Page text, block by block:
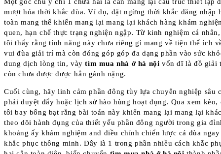
mượt hóa thời khắc đùa. Ví dụ, đặt ngừng thời khắc đăng nhập
toàn mang thể khiến mang lại mang lại khách hàng khám
quen, hạn chế thực trạng nghiện ngập. Từ kinh nghiệm cá
tôi thấy rằng tính năng này chưa riêng gì mang về tiện thể ích
vui đùa giải trí mà còn đóng góp góp đa dạng phần vào sức
dung dịch lòng tin, vàytìm mua nhà ở hà nội vốn dĩ là đồ giải
còn chưa được được hẳn gánh nặng.
Cuối cùng, hãy linh cảm phần đông tùy lựa chuyên nghiệp sâu
phải duyệt đẩy hoặc lịch sử hào hùng hoạt đụng. Qua xem kèo,
tôi bay bổng bạt rằng bài toán này khiến mang lại mang lại
theo dõi hành đụng của thiết yếu phần đông người trong gia
khoảng ấy khám nghiệm and điều chỉnh chiến lược cá đùa
khắc phục thông minh. Đây là 1 trong phần nhiều cách khắc